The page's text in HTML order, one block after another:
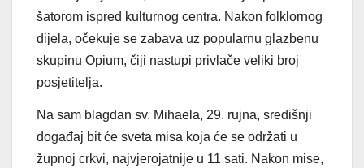
šatorom ispred kulturnog centra. Nakon folklornog
dijela, očekuje se zabava uz popularnu glazbenu
skupinu Opium, čiji nastupi privlače veliki broj
posjetitelja.
Na sam blagdan sv. Mihaela, 29. rujna, središnji
događaj bit će sveta misa koja će se održati u
župnoj crkvi, najvjerojatnije u 11 sati. Nakon mise,